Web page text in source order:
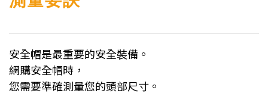
安全帽是最重要的安全裝備。
網購安全帽時，
您需要準確測量您的頭部尺寸。